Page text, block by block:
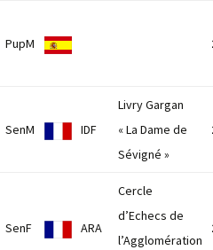
PupM
SenM IDF
Livry Gargan
« La Dame de
Sévigné »
SenF ARA
Cercle
d’Echecs de
l’Agglomération